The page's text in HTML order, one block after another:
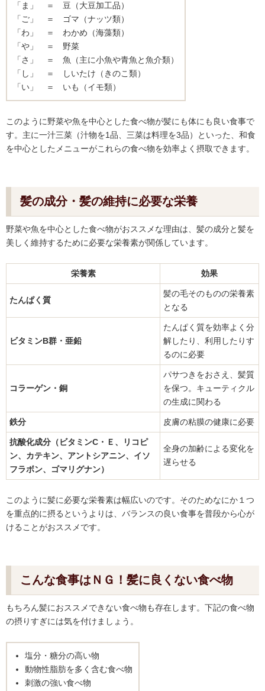
「ま」 ＝ 豆（大豆加工品）
「ご」 ＝ ゴマ（ナッツ類）
「わ」 ＝ わかめ（海藻類）
「や」 ＝ 野菜
「さ」 ＝ 魚（主に小魚や青魚と魚介類）
「し」 ＝ しいたけ（きのこ類）
「い」 ＝ いも（イモ類）
このように野菜や魚を中心とした食べ物が髪にも体にも良い食事で
す。主に一汁三菜（汁物を1品、三菜は料理を3品）といった、和食
を中心としたメニューがこれらの食べ物を効率よく摂取できます。
髪の成分・髪の維持に必要な栄養
野菜や魚を中心とした食べ物がおススメな理由は、髪の成分と髪を
美しく維持するために必要な栄養素が関係しています。
栄養素 効果
たんぱく質
髪の毛そのものの栄養素
となる
ビタミンB群・亜鉛
たんぱく質を効率よく分
解したり、利用したりす
るのに必要
コラーゲン・銅
パサつきをおさえ、髪質
を保つ。キューティクル
の生成に関わる
鉄分 皮膚の粘膜の健康に必要
抗酸化成分（ビタミンC・Ｅ、リコピ
ン、カテキン、アントシアニン、イソ
フラボン、ゴマリグナン）
全身の加齢による変化を
遅らせる
このように髪に必要な栄養素は幅広いのです。そのためなにか１つ
を重点的に摂るというよりは、バランスの良い食事を普段から心が
けることがおススメです。
こんな食事はＮＧ！髪に良くない食べ物
もちろん髪におススメできない食べ物も存在します。下記の食べ物
の摂りすぎには気を付けましょう。
塩分・糖分の高い物
動物性脂肪を多く含む食べ物
刺激の強い食べ物